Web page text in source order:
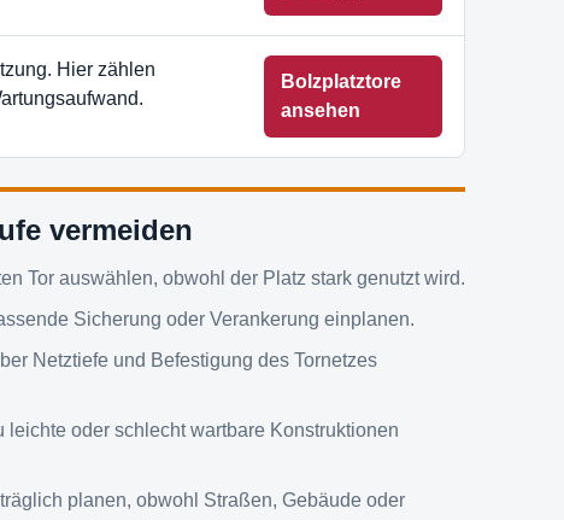
Hier zählen
Bolzplatztore
ansehen
vermeiden
Tor auswählen, obwohl der Platz stark genutzt wird.
Sicherung oder Verankerung einplanen.
Netztiefe und Befestigung des Tornetzes
leichte oder schlecht wartbare Konstruktionen
planen, obwohl Straßen, Gebäude oder